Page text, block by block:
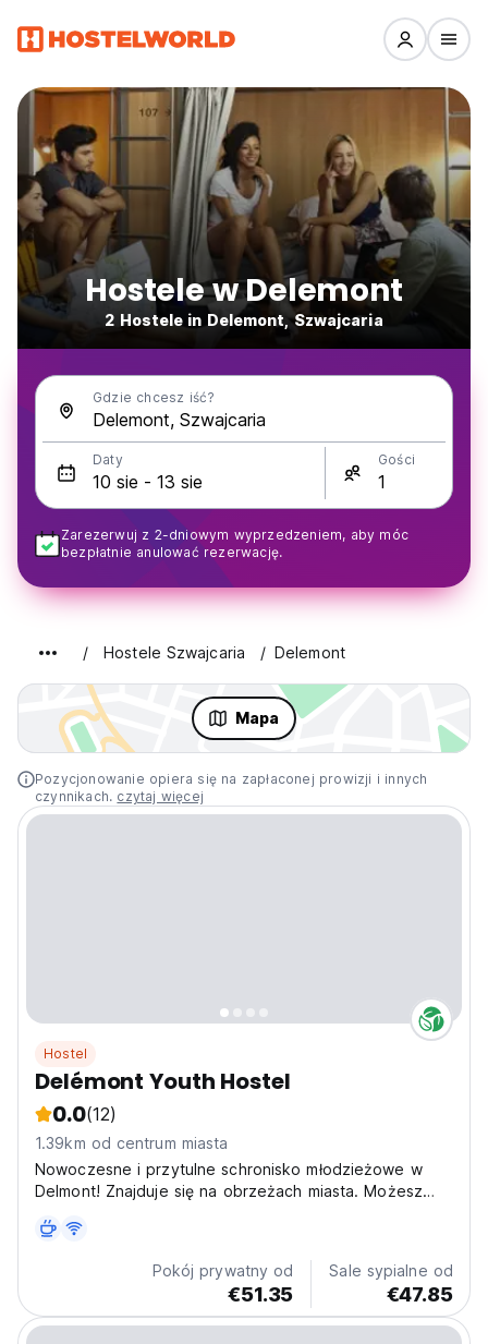
Hostele w Delemont
2 Hostele in Delemont, Szwajcaria
Gdzie chcesz iść?
Daty Gości
Zarezerwuj z 2-dniowym wyprzedzeniem, aby móc
bezpłatnie anulować rezerwację.
Hostele Szwajcaria Delemont
Mapa
Pozycjonowanie opiera się na zapłaconej prowizji i innych
czynnikach. czytaj więcej
Hostel
Delémont Youth Hostel
0.0(12)
1.39km od centrum miasta
Nowoczesne i przytulne schronisko młodzieżowe w
Delmont! Znajduje się na obrzeżach miasta. Możesz
Pokój prywatny od
€51.35
Sale sypialne od
€47.85